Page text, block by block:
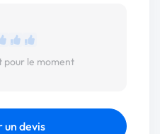
pour le moment
un devis